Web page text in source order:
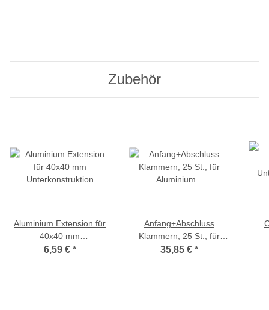
Zubehör
Aluminium Extension für
40x40 mm
Unterkonstruktion
6,59 € *
Anfang+Abschluss
Klammern, 25 St., für
Aluminium
35,85 € *